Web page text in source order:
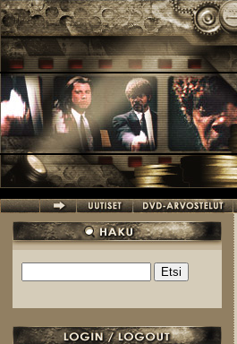
Hyppää pääsisältöön
Hakulomake